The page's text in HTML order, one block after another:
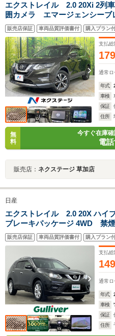
エクストレイル 2.0 20Xi 2列
囲カメラ エマージェンシー
ト 禁煙車 電動リアゲート
インナーミラー コーナーセ
ETC 純正18インチAW
販売店保証 車両品質評価書付 購入プラン
支払総
通常ロ
年式
車検
保証
住所
無
料
今すぐ在庫
電
販売店： ネクステージ 草加店
日産
エクストレイル 2.0 20X ハイ
ブレーキパッケージ 4WD 禁
ェンシーブレーキ バックカ
シートヒーター ダウンヒル
ルトインETC 純正フロアマ
アルミホイール
販売店保証 車両品質評価書付 購入プラン
支払総
通常ロ
年式
車検
保証
住所